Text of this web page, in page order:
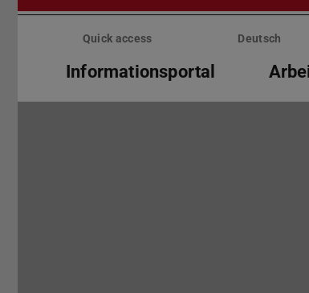
Skip
Quick access Deutsch
Informationsportal